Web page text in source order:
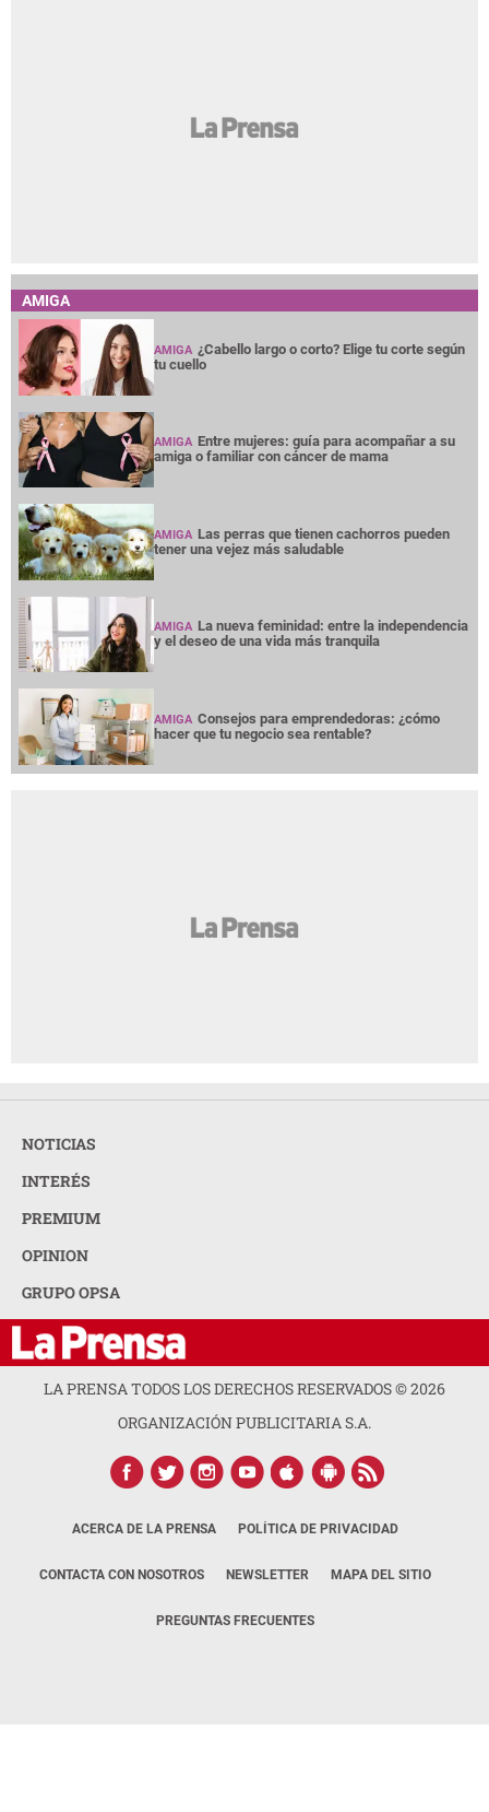
AMIGA
AMIGA ¿Cabello largo o corto? Elige tu corte según
tu cuello
AMIGA Entre mujeres: guía para acompañar a su
amiga o familiar con cáncer de mama
AMIGA Las perras que tienen cachorros pueden
tener una vejez más saludable
AMIGA La nueva feminidad: entre la independencia
y el deseo de una vida más tranquila
AMIGA Consejos para emprendedoras: ¿cómo
hacer que tu negocio sea rentable?
NOTICIAS
INTERÉS
PREMIUM
OPINION
GRUPO OPSA
LA PRENSA TODOS LOS DERECHOS RESERVADOS ©2026
ORGANIZACIÓN PUBLICITARIA S.A.
ACERCA DE LA PRENSA POLÍTICA DE PRIVACIDAD
CONTACTA CON NOSOTROS NEWSLETTER MAPA DEL SITIO
PREGUNTAS FRECUENTES